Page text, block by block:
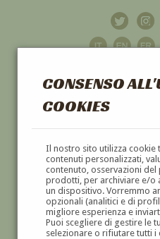
CONSENSO
COOKIES
Il nostro sito utilizza cookie
contenuti personalizzati,
contenuto, osservazioni
prodotti, per archiviare e/o
un dispositivo. Vorremmo
opzionali (analitici e di
migliore esperienza e
Puoi scegliere di gestire le
selezionare o rifiutare tutti i
GALLERIA
DIPINTI E